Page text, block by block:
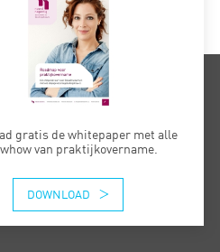
gratis de whitepaper met alle
van praktijkovername.
DOWNLOAD